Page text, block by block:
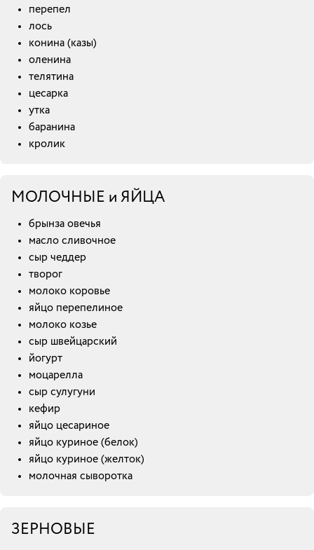
перепел
лось
конина (казы)
оленина
телятина
цесарка
утка
баранина
кролик
МОЛОЧНЫЕ и ЯЙЦА
брынза овечья
масло сливочное
сыр чеддер
творог
молоко коровье
яйцо перепелиное
молоко козье
сыр швейцарский
йогурт
моцарелла
сыр сулугуни
кефир
яйцо цесариное
яйцо куриное (белок)
яйцо куриное (желток)
молочная сыворотка
ЗЕРНОВЫЕ